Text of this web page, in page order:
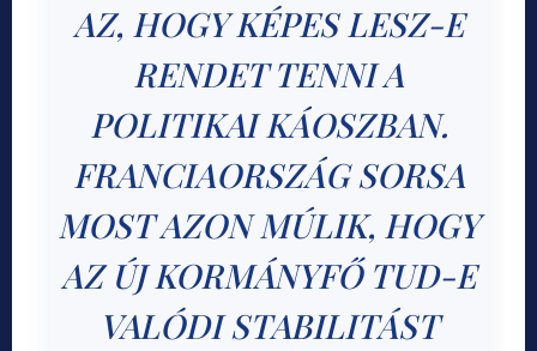
AZ, HOGY KÉPES LESZ-E
RENDET TENNI A
POLITIKAI KÁOSZBAN.
FRANCIAORSZÁG SORSA
MOST AZON MÚLIK, HOGY
AZ ÚJ KORMÁNYFŐ TUD-E
VALÓDI STABILITÁST